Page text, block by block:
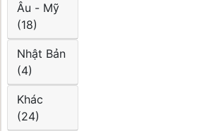
Âu - Mỹ
(18)
Nhật Bản
(4)
Khác
(24)